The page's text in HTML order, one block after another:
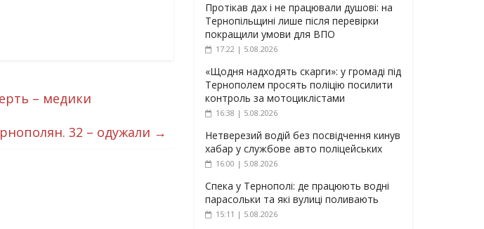
– медики
32 – одужали →
Протікав дах і не працювали душові: на
Тернопільщині лише після перевірки
покращили умови для ВПО
17:22 | 5.08.2026
«Щодня надходять скарги»: у громаді під
Тернополем просять поліцію посилити
контроль за мотоциклістами
16:38 | 5.08.2026
Нетверезий водій без посвідчення кинув
хабар у службове авто поліцейських
16:00 | 5.08.2026
Спека у Тернополі: де працюють водні
парасольки та які вулиці поливають
15:11 | 5.08.2026